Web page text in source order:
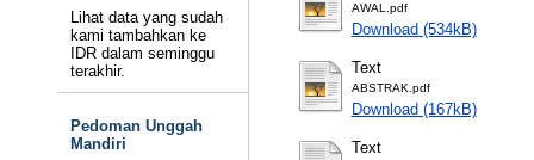
Lihat data yang sudah
kami tambahkan ke
IDR dalam seminggu
terakhir.
Pedoman Unggah
Mandiri
AWAL.pdf
Download (534kB)
Text
ABSTRAK.pdf
Download (167kB)
Text